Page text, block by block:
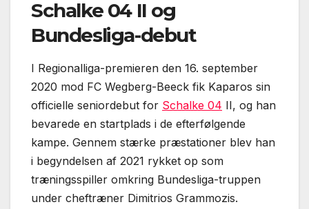
Schalke 04 II og
Bundesliga-debut
I Regionalliga-premieren den 16. september
2020 mod FC Wegberg-Beeck fik Kaparos sin
officielle seniordebut for Schalke 04 II, og han
bevarede en startplads i de efterfølgende
kampe. Gennem stærke præstationer blev han
i begyndelsen af 2021 rykket op som
træningsspiller omkring Bundesliga-truppen
under cheftræner Dimitrios Grammozis.